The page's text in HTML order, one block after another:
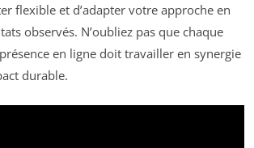
flexible et d’adapter votre approche en
observés. N’oubliez pas que chaque
en ligne doit travailler en synergie
durable.